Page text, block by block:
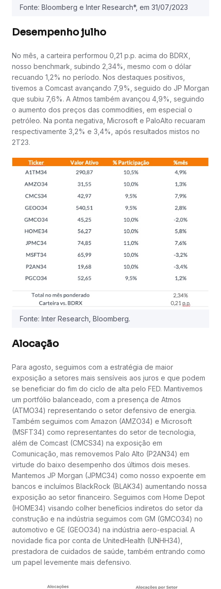
Fonte: Bloomberg e Inter Research*, em 31/07/2023
Desempenho julho
No mês, a carteira performou 0,21 p.p. acima do BDRX,
nosso benchmark, subindo 2,34%, mesmo com o dólar
recuando 1,2% no período. Nos destaques positivos,
tivemos a Comcast avançando 7,9%, seguido do JP Morgan
que subiu 7,6%. A Atmos também avançou 4,9%, seguindo
o aumento dos preços das commodities, em especial o
petróleo. Na ponta negativa, Microsoft e PaloAlto recuaram
respectivamente 3,2% e 3,4%, após resultados mistos no
2T23.
Fonte: Inter Research, Bloomberg.
Alocação
Para agosto, seguimos com a estratégia de maior
exposição a setores mais sensíveis aos juros e que podem
se beneficiar do fim do ciclo de alta pelo FED. Mantivemos
um portfólio balanceado, com a presença de Atmos
(ATMO34) representando o setor defensivo de energia.
Também seguimos com Amazon (AMZO34) e Microsoft
(MSFT34) como representantes do setor de tecnologia,
além de Comcast (CMCS34) na exposição em
Comunicação, mas removemos Palo Alto (P2AN34) em
virtude do baixo desempenho dos últimos dois meses.
Mantemos JP Morgan (JPMC34) como nosso expoente em
bancos e incluímos BlackRock (BLAK34) aumentando nossa
exposição ao setor financeiro. Seguimos com Home Depot
(HOME34) visando colher benefícios indiretos do setor da
construção e na indústria seguimos com GM (GMCO34) no
automotivo e GE (GEOO34) na indústria aero-espacial. A
novidade fica por conta de UnitedHealth (UNHH34),
prestadora de cuidados de saúde, também entrando como
um papel levemente mais defensivo.